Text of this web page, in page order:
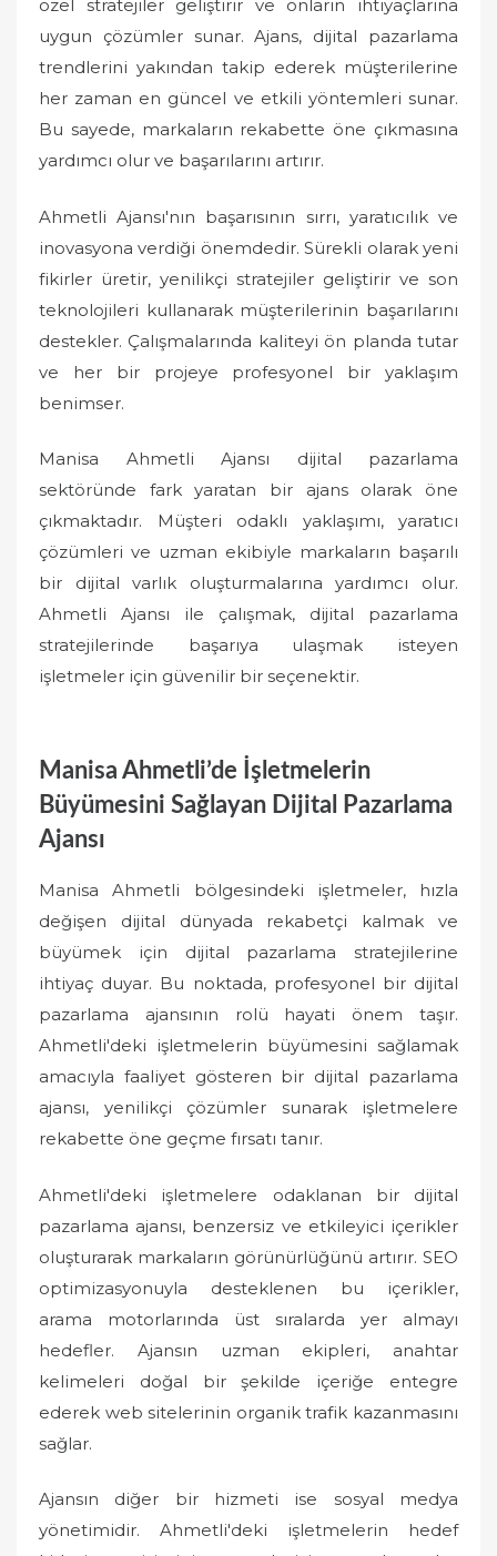
özel stratejiler geliştirir ve onların ihtiyaçlarına
uygun çözümler sunar. Ajans, dijital pazarlama
trendlerini yakından takip ederek müşterilerine
her zaman en güncel ve etkili yöntemleri sunar.
Bu sayede, markaların rekabette öne çıkmasına
yardımcı olur ve başarılarını artırır.
Ahmetli Ajansı'nın başarısının sırrı, yaratıcılık ve
inovasyona verdiği önemdedir. Sürekli olarak yeni
fikirler üretir, yenilikçi stratejiler geliştirir ve son
teknolojileri kullanarak müşterilerinin başarılarını
destekler. Çalışmalarında kaliteyi ön planda tutar
ve her bir projeye profesyonel bir yaklaşım
benimser.
Manisa Ahmetli Ajansı dijital pazarlama
sektöründe fark yaratan bir ajans olarak öne
çıkmaktadır. Müşteri odaklı yaklaşımı, yaratıcı
çözümleri ve uzman ekibiyle markaların başarılı
bir dijital varlık oluşturmalarına yardımcı olur.
Ahmetli Ajansı ile çalışmak, dijital pazarlama
stratejilerinde başarıya ulaşmak isteyen
işletmeler için güvenilir bir seçenektir.
Manisa Ahmetli’de İşletmelerin
Büyümesini Sağlayan Dijital Pazarlama
Ajansı
Manisa Ahmetli bölgesindeki işletmeler, hızla
değişen dijital dünyada rekabetçi kalmak ve
büyümek için dijital pazarlama stratejilerine
ihtiyaç duyar. Bu noktada, profesyonel bir dijital
pazarlama ajansının rolü hayati önem taşır.
Ahmetli'deki işletmelerin büyümesini sağlamak
amacıyla faaliyet gösteren bir dijital pazarlama
ajansı, yenilikçi çözümler sunarak işletmelere
rekabette öne geçme fırsatı tanır.
Ahmetli'deki işletmelere odaklanan bir dijital
pazarlama ajansı, benzersiz ve etkileyici içerikler
oluşturarak markaların görünürlüğünü artırır. SEO
optimizasyonuyla desteklenen bu içerikler,
arama motorlarında üst sıralarda yer almayı
hedefler. Ajansın uzman ekipleri, anahtar
kelimeleri doğal bir şekilde içeriğe entegre
ederek web sitelerinin organik trafik kazanmasını
sağlar.
Ajansın diğer bir hizmeti ise sosyal medya
yönetimidir. Ahmetli'deki işletmelerin hedef